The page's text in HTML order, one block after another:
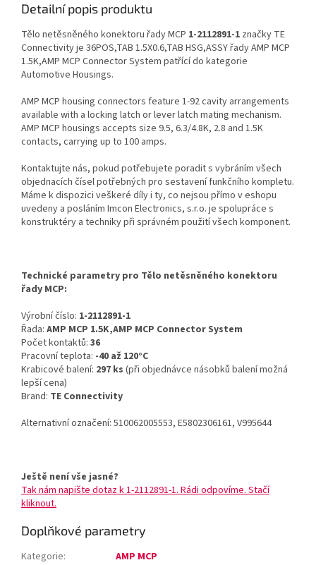
Detailní popis produktu
Tělo netěsněného konektoru řady MCP 1-2112891-1 značky TE
Connectivity je 36POS,TAB 1.5X0.6,TAB HSG,ASSY řady AMP MCP
1.5K,AMP MCP Connector System patřící do kategorie
Automotive Housings.
AMP MCP housing connectors feature 1-92 cavity arrangements
available with a locking latch or lever latch mating mechanism.
AMP MCP housings accepts size 9.5, 6.3/4.8K, 2.8 and 1.5K
contacts, carrying up to 100 amps.
Kontaktujte nás, pokud potřebujete poradit s vybráním všech
objednacích čísel potřebných pro sestavení funkčního kompletu.
Máme k dispozici veškeré díly i ty, co nejsou přímo v eshopu
uvedeny a posláním Imcon Electronics, s.r.o. je spolupráce s
konstruktéry a techniky při správném použití všech komponent.
Technické parametry pro Tělo netěsněného konektoru
řady MCP:
Výrobní číslo: 1-2112891-1
Řada: AMP MCP 1.5K,AMP MCP Connector System
Počet kontaktů: 36
Pracovní teplota: -40 až 120°C
Krabicové balení: 297 ks (při objednávce násobků balení možná
lepší cena)
Brand: TE Connectivity
Alternativní označení: 510062005553, E5802306161, V995644
Ještě není vše jasné?
Tak nám napište dotaz k 1-2112891-1. Rádi odpovíme. Stačí
kliknout.
Doplňkové parametry
Kategorie:
AMP MCP